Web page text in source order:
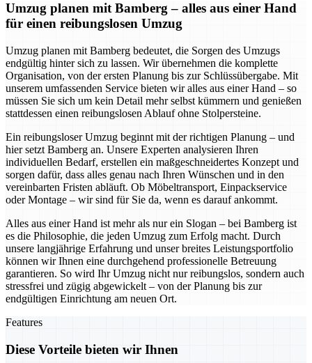
Umzug planen mit Bamberg – alles aus einer Hand
für einen reibungslosen Umzug
Umzug planen mit Bamberg bedeutet, die Sorgen des Umzugs
endgültig hinter sich zu lassen. Wir übernehmen die komplette
Organisation, von der ersten Planung bis zur Schlüssübergabe. Mit
unserem umfassenden Service bieten wir alles aus einer Hand – so
müssen Sie sich um kein Detail mehr selbst kümmern und genießen
stattdessen einen reibungslosen Ablauf ohne Stolpersteine.
Ein reibungsloser Umzug beginnt mit der richtigen Planung – und
hier setzt Bamberg an. Unsere Experten analysieren Ihren
individuellen Bedarf, erstellen ein maßgeschneidertes Konzept und
sorgen dafür, dass alles genau nach Ihren Wünschen und in den
vereinbarten Fristen abläuft. Ob Möbeltransport, Einpackservice
oder Montage – wir sind für Sie da, wenn es darauf ankommt.
Alles aus einer Hand ist mehr als nur ein Slogan – bei Bamberg ist
es die Philosophie, die jeden Umzug zum Erfolg macht. Durch
unsere langjährige Erfahrung und unser breites Leistungsportfolio
können wir Ihnen eine durchgehend professionelle Betreuung
garantieren. So wird Ihr Umzug nicht nur reibungslos, sondern auch
stressfrei und zügig abgewickelt – von der Planung bis zur
endgültigen Einrichtung am neuen Ort.
Features
Diese Vorteile bieten wir Ihnen